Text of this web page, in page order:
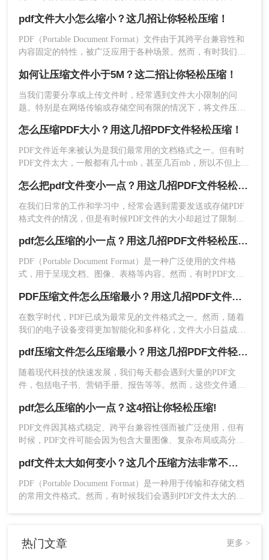
去。
3、点击“开始压缩”就可以了（如果PDF设置了密码
保护，那么先解除密码再压缩哦~）
4、点击下载即可。
方法三：优化图像质量和分辨率
PDF文件中的图像通常是占用空间最大的元素。通
过降低图像质量和分辨率，您可以显著减小文件大
小。请按照以下步骤操作：
文件中提取图像。
2、优化图像：使用图像处理软件（如Photoshop、
和清晰度。
和策略，您可能仍然能够成功地减小PDF文件的大小。那么pdf
压缩文件怎么压缩到小于20k呢？以下是几种不同的方法，您可
以尝试将PDF文件压缩至小于20KB。
pdf文件大小怎么缩小？这几招让你轻松压缩！
PDF（Portable Document Format）文件由于其跨平台兼容性和
内容固定的特性，被广泛应用于各种场景。然而，有时我们可
间，而且在传输和分享时也会带来不便。那么，pdf文件大小怎
么缩小呢？本文将为您介绍几种实用的方法。
如何让压缩文件小于5M？这二招让你轻松压缩！
当我们需要分享或上传文件时，经常遇到文件大小限制的问
题。特别是在网络传输或存储空间有限的情况下，将文件压缩
本文将介绍几种方法，帮助您轻松将压缩文件大小调整至小于
5MB。
怎么压缩PDF大小？用这几招PDF文件轻松压缩！
PDF文件近年来被认为是我们最常用的文档格式之一。但有时
PDF文件太大，一般都有几十mb，甚至几百mb，所以不但上传
如何怎么压缩pdf大小呢？今天就来讲讲压缩pdf文件大小的方
法。
怎么把pdf文件变小一点？用这几招PDF文件轻松压缩！
在我们日常的工作和学习中，经常会遇到需要发送或存储PDF
格式文件的情况，但是有时候PDF文件的大小却超过了限制或
么，怎么把pdf文件变小一点呢？下面将给大家介绍几种方法。
pdf怎么压缩的小一点？用这几招PDF文件轻松压缩！
PDF（Portable Document Format）是一种广泛使用的文件格
式，用于呈现文档、图像、表格等内容。然而，有时PDF文件
件的传输和打开速度。为了解决pdf怎么压缩的小一点问题，我
们可以对PDF文件进行压缩，以减小其文件大小。本文将介绍
几种方法来压缩PDF文件，使其变得更小。
PDF压缩文件怎么压缩最小？用这几招PDF文件轻松压缩！
在数字时代，PDF已成为最常见的文件格式之一。然而，随着
我们的电子设备变得更加智能化和多样化，文件大小日益成为
或是在网页上共享下载链接，我们必须考虑文件的大小。因
此，在保证文件质量的同时，pdf压缩文件怎么压缩最小成为我
们关注的焦点。
pdf压缩文件怎么压缩最小？用这几招PDF文件轻松压缩！
随着现代科技的快速发展，我们每天都会遇到大量的PDF文
件，包括电子书、营销手册、报告等等。然而，这些文件通常
负担。为了解决这个问题，我们需要学会如何将PDF文件进行
压缩，以便节省存储空间，并方便文件的传输和分享。
pdf怎么压缩的小一点？这4招让你轻松压缩!
PDF文件因其格式稳定、跨平台兼容性强而被广泛使用，但有
时候，PDF文件可能会因为包含大量图像、复杂布局或高分辨
缩的小一点呢？本文将介绍四种实用的PDF压缩方法，帮助您
轻松将PDF文件压缩至更小。
pdf文件太大如何变小？这几个压缩方法非常不错！
PDF（Portable Document Format）是一种用于传输和存储文档
的常用文件格式。然而，有时候我们会遇到PDF文件太大的问
热门文章 更多 >